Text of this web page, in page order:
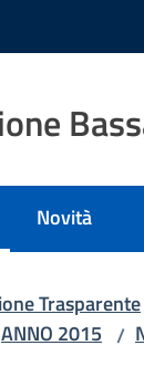
Novità
Trasparente
ANNO 2015 /